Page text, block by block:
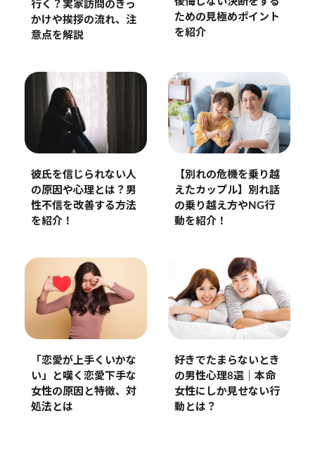
行く？実家訪問のきっ
かけや挨拶の流れ、注
意点を解説
ための見極めポイント
を紹介
彼氏を信じられない人
の原因や心理とは？男
性不信を改善する方法
を紹介！
【別れの危機を乗り越
えたカップル】別れ話
の乗り越え方やNG行
動を紹介！
「恋愛が上手くいかな
い」と嘆く恋愛下手な
女性の原因と特徴、対
処法とは
好きでたまらないとき
の男性心理8選｜本命
女性にしか見せない行
動とは？